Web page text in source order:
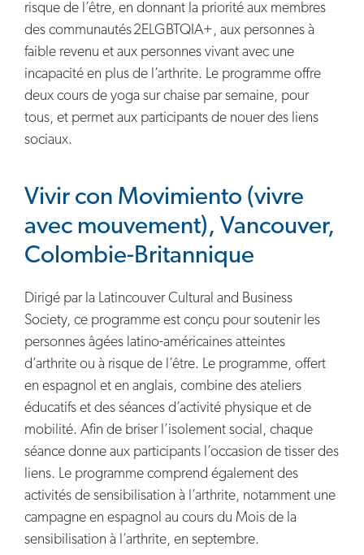
risque de l’être, en donnant la priorité aux membres
des communautés 2ELGBTQIA+, aux personnes à
faible revenu et aux personnes vivant avec une
incapacité en plus de l’arthrite. Le programme offre
deux cours de yoga sur chaise par semaine, pour
tous, et permet aux participants de nouer des liens
sociaux.
Vivir con Movimiento (vivre
avec mouvement), Vancouver,
Colombie-Britannique
Dirigé par la Latincouver Cultural and Business
Society, ce programme est conçu pour soutenir les
personnes âgées latino-américaines atteintes
d’arthrite ou à risque de l’être. Le programme, offert
en espagnol et en anglais, combine des ateliers
éducatifs et des séances d’activité physique et de
mobilité. Afin de briser l’isolement social, chaque
séance donne aux participants l’occasion de tisser des
liens. Le programme comprend également des
activités de sensibilisation à l’arthrite, notamment une
campagne en espagnol au cours du Mois de la
sensibilisation à l’arthrite, en septembre.